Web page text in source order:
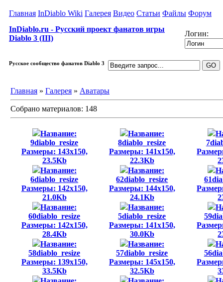
Главная InDiablo Wiki Галерея Видео Статьи Файлы Форум
InDiablo.ru - Русский проект фанатов игры
Diablo 3 (III)
Логин:
Русское сообщество фанатов Diablo 3
Главная » Галерея » Аватары
Собрано материалов: 148
Название:
9diablo_resize
Размеры: 143x150,
23.5Kb
Название:
8diablo_resize
Размеры: 141x150,
22.3Kb
Название:
6diablo_resize
Размеры: 142x150,
21.0Kb
Название:
62diablo_resize
Размеры: 144x150,
24.1Kb
Название:
60diablo_resize
Размеры: 142x150,
28.4Kb
Название:
5diablo_resize
Размеры: 141x150,
30.0Kb
Название:
58diablo_resize
Размеры: 139x150,
33.5Kb
Название:
57diablo_resize
Размеры: 145x150,
32.5Kb